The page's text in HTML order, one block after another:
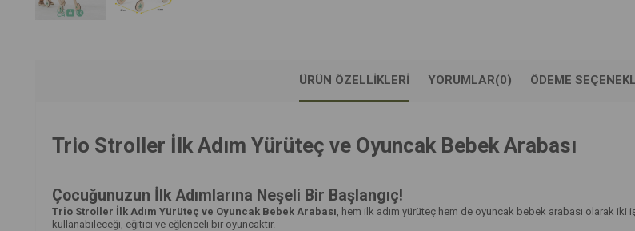
ÜRÜN ÖZELLIKLERI YORUMLAR(0) ÖDEME
Trio Stroller İlk Adım Yürüteç ve Oyuncak Bebek Arabası
Çocuğunuzun İlk Adımlarına Neşeli Bir Başlangıç!
Trio Stroller İlk Adım Yürüteç ve Oyuncak Bebek Arabası , hem ilk adım yürüteç hem de oyuncak bebek arabası olarak
kullanabileceği, eğitici ve eğlenceli bir oyuncaktır.